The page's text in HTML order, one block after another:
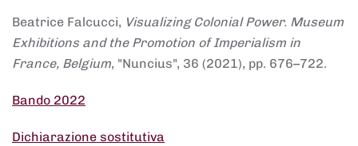
Beatrice Falcucci, Visualizing Colonial Power. Museum
Exhibitions and the Promotion of Imperialism in
France, Belgium, "Nuncius", 36 (2021), pp. 676–722.
Bando 2022
Dichiarazione sostitutiva